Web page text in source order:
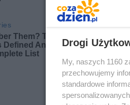
Drogi
My, naszych 1160
przechowujemy
standardowe